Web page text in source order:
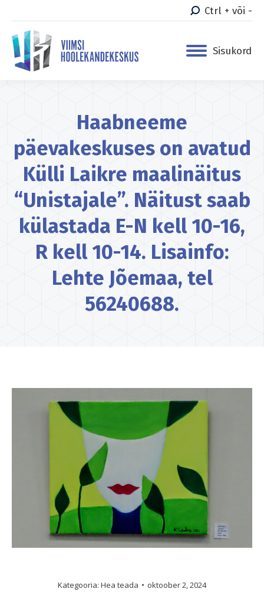
Ctrl + või -
Sisukord
Haabneeme
päevakeskuses on avatud
Külli Laikre maalinäitus
“Unistajale”. Näitust saab
külastada E-N kell 10-16,
R kell 10-14. Lisainfo:
Lehte Jõemaa, tel
56240688.
Kategooria: Hea teada oktoober 2, 2024